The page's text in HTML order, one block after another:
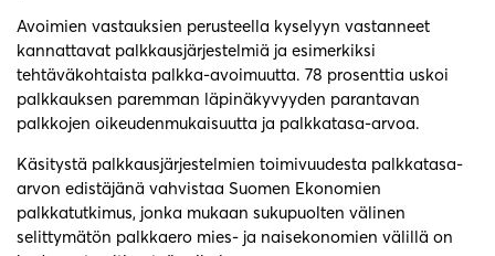
Avoimien vastauksien perusteella kyselyyn vastanneet
kannattavat palkkausjärjestelmiä ja esimerkiksi
tehtäväkohtaista palkka-avoimuutta. 78 prosenttia uskoi
palkkauksen paremman läpinäkyvyyden parantavan
palkkojen oikeudenmukaisuutta ja palkkatasa-arvoa.
Käsitystä palkkausjärjestelmien toimivuudesta palkkatasa-
arvon edistäjänä vahvistaa Suomen Ekonomien
palkkatutkimus, jonka mukaan sukupuolten välinen
selittymätön palkkaero mies- ja naisekonomien välillä on